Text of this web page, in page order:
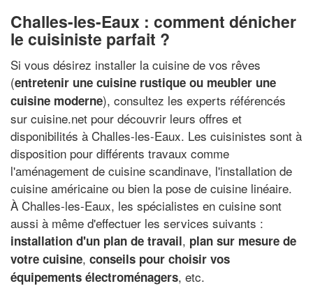
Challes-les-Eaux : comment dénicher
le cuisiniste parfait ?
Si vous désirez installer la cuisine de vos rêves
(entretenir une cuisine rustique ou meubler une
cuisine moderne), consultez les experts référencés
sur cuisine.net pour découvrir leurs offres et
disponibilités à Challes-les-Eaux. Les cuisinistes sont à
disposition pour différents travaux comme
l'aménagement de cuisine scandinave, l'installation de
cuisine américaine ou bien la pose de cuisine linéaire.
À Challes-les-Eaux, les spécialistes en cuisine sont
aussi à même d'effectuer les services suivants :
installation d'un plan de travail, plan sur mesure de
votre cuisine, conseils pour choisir vos
équipements électroménagers, etc.